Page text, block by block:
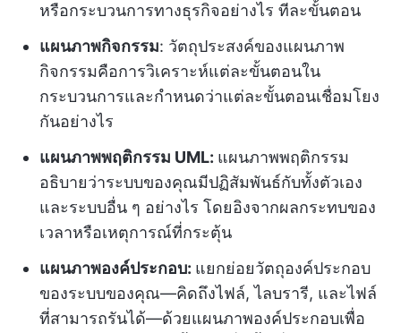
หรือกระบวนการทางธุรกิจอย่างไร ทีละขั้นตอน
แผนภาพกิจกรรม: วัตถุประสงค์ของแผนภาพ
กิจกรรมคือการวิเคราะห์แต่ละขั้นตอนใน
กระบวนการและกำหนดว่าแต่ละขั้นตอนเชื่อมโยง
กันอย่างไร
แผนภาพพฤติกรรม UML: แผนภาพพฤติกรรม
อธิบายว่าระบบของคุณมีปฏิสัมพันธ์กับทั้งตัวเอง
และระบบอื่น ๆ อย่างไร โดยอิงจากผลกระทบของ
เวลาหรือเหตุการณ์ที่กระตุ้น
แผนภาพองค์ประกอบ: แยกย่อยวัตถุองค์ประกอบ
ของระบบของคุณ—คิดถึงไฟล์, ไลบรารี, และไฟล์
ที่สามารถรันได้—ด้วยแผนภาพองค์ประกอบเพื่อ